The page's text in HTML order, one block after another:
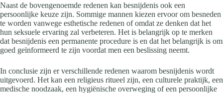
Naast de bovengenoemde redenen kan besnijdenis ook een
persoonlijke keuze zijn. Sommige mannen kiezen ervoor om besneden
te worden vanwege esthetische redenen of omdat ze denken dat het
hun seksuele ervaring zal verbeteren. Het is belangrijk op te merken
dat besnijdenis een permanente procedure is en dat het belangrijk is om
goed geïnformeerd te zijn voordat men een beslissing neemt.
In conclusie zijn er verschillende redenen waarom besnijdenis wordt
uitgevoerd. Het kan een religieus ritueel zijn, een culturele praktijk, een
medische noodzaak, een hygiënische overweging of een persoonlijke